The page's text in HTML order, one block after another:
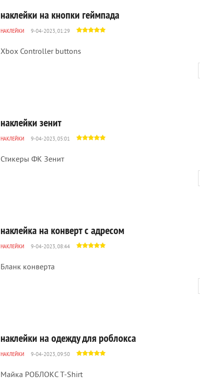
наклейки на кнопки геймпада
НАКЛЕЙКИ 9-04-2023, 01:29
Xbox Controller buttons
наклейки зенит
НАКЛЕЙКИ 9-04-2023, 05:01
Стикеры ФК Зенит
наклейка на конверт с адресом
НАКЛЕЙКИ 9-04-2023, 08:44
Бланк конверта
наклейки на одежду для роблокса
НАКЛЕЙКИ 9-04-2023, 09:50
Майка РОБЛОКС T-Shirt